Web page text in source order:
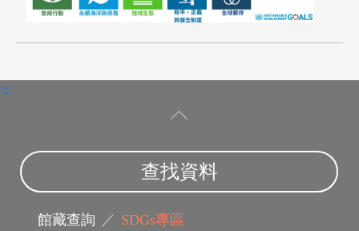
:::
查找資料
館藏查詢 ／ SDGs專區